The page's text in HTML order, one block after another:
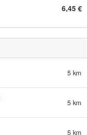
6,45 €
5 km
5 km
5 km